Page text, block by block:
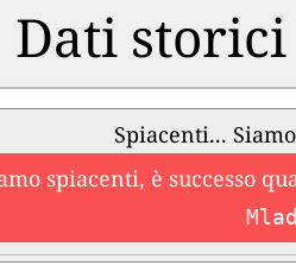
Dati
Spiacenti...
spiacenti, è successo